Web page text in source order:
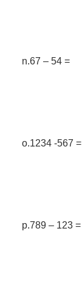
n.67 – 54 =
o.1234 -567 =
p.789 – 123 =